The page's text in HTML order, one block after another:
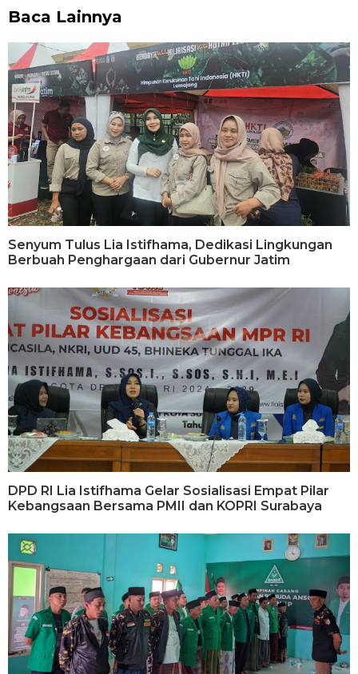
Baca Lainnya
Senyum Tulus Lia Istifhama, Dedikasi Lingkungan
Berbuah Penghargaan dari Gubernur Jatim
DPD RI Lia Istifhama Gelar Sosialisasi Empat Pilar
Kebangsaan Bersama PMII dan KOPRI Surabaya